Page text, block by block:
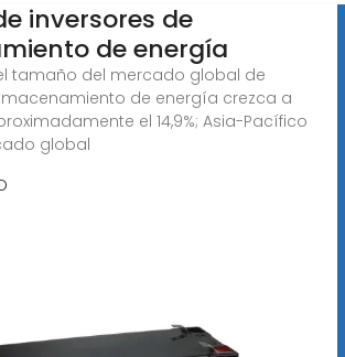
inversores de
de energía
tamaño del mercado global de
de energía crezca a
el 14,9%; Asia-Pacífico
global